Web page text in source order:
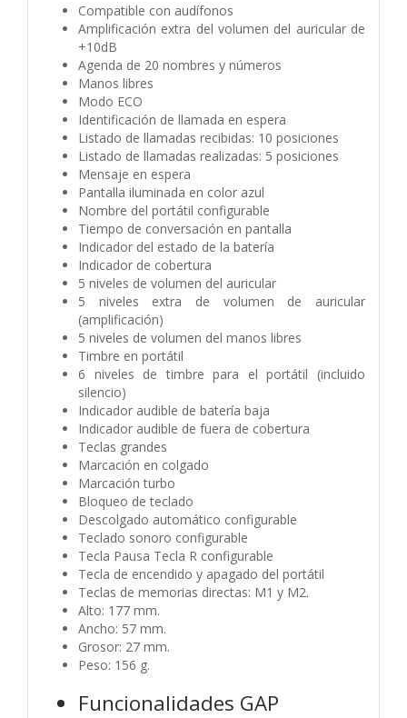
Compatible con audífonos
Amplificación extra del volumen del auricular de
+10dB
Agenda de 20 nombres y números
Manos libres
Modo ECO
Identificación de llamada en espera
Listado de llamadas recibidas: 10 posiciones
Listado de llamadas realizadas: 5 posiciones
Mensaje en espera
Pantalla iluminada en color azul
Nombre del portátil configurable
Tiempo de conversación en pantalla
Indicador del estado de la batería
Indicador de cobertura
5 niveles de volumen del auricular
5 niveles extra de volumen de auricular
(amplificación)
5 niveles de volumen del manos libres
Timbre en portátil
6 niveles de timbre para el portátil (incluido
silencio)
Indicador audible de batería baja
Indicador audible de fuera de cobertura
Teclas grandes
Marcación en colgado
Marcación turbo
Bloqueo de teclado
Descolgado automático configurable
Teclado sonoro configurable
Tecla Pausa Tecla R configurable
Tecla de encendido y apagado del portátil
Teclas de memorias directas: M1 y M2.
Alto: 177 mm.
Ancho: 57 mm.
Grosor: 27 mm.
Peso: 156 g.
Funcionalidades GAP